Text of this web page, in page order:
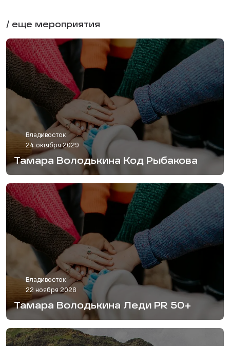
/ еще мероприятия
Владивосток
24 октября 2029
Тамара Володькина Код Рыбакова
Владивосток
22 ноября 2028
Тамара Володькина Леди PR 50+